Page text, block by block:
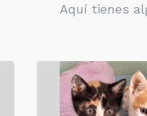
Aquí tienes